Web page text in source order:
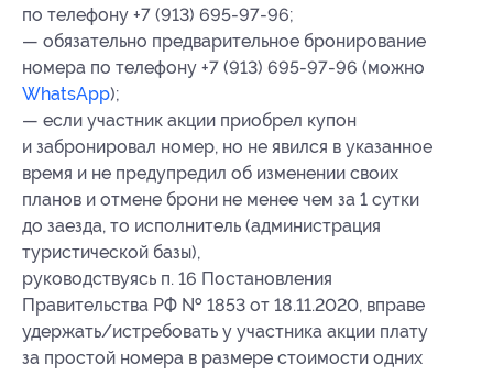
по телефону +7 (913) 695-97-96;
— обязательно предварительное бронирование
номера по телефону +7 (913) 695-97-96 (можно
WhatsApp);
— если участник акции приобрел купон
и забронировал номер, но не явился в указанное
время и не предупредил об изменении своих
планов и отмене брони не менее чем за 1 сутки
до заезда, то исполнитель (администрация
туристической базы),
руководствуясь п. 16 Постановления
Правительства РФ № 1853 от 18.11.2020, вправе
удержать/истребовать у участника акции плату
за простой номера в размере стоимости одних